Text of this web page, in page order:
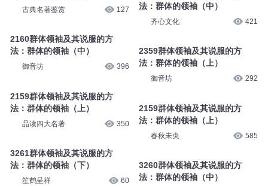
古典名著鉴赏 127
2160群体领袖及其说服的方
法：群体的领袖（中）
御音坊 396
2159群体领袖及其说服的方
法：群体的领袖（上）
品读四大名著 350
3261群体领袖及其说服的方
法：群体的领袖（下）
笙鹤呈祥 60
法：群体的领袖（中）
齐心文化 421
2359群体领袖及其说服的方
法：群体的领袖（上）
御音坊 292
2159群体领袖及其说服的方
法：群体的领袖（上）
春秋未央 585
3260群体领袖及其说服的方
法：群体的领袖（中）